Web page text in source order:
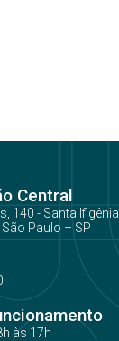
Central
140 - Santa Ifigênia
Paulo – SP
às 17h